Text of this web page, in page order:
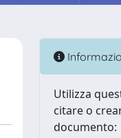
Utilizza
citare o
documento: